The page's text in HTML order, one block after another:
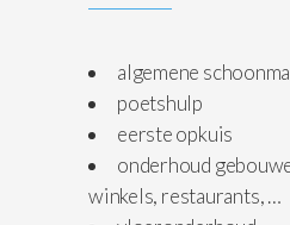
algemene
poetshulp
eerste opkuis
onderhoud
winkels, restaurants, …